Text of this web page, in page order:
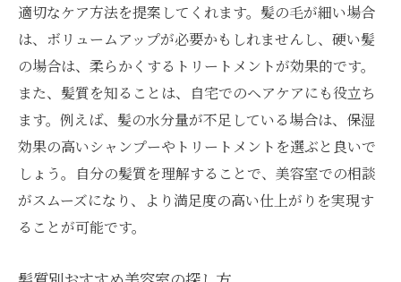
適切なケア方法を提案してくれます。髪の毛が細い場合
は、ボリュームアップが必要かもしれませんし、硬い髪
の場合は、柔らかくするトリートメントが効果的です。
また、髪質を知ることは、自宅でのヘアケアにも役立ち
ます。例えば、髪の水分量が不足している場合は、保湿
効果の高いシャンプーやトリートメントを選ぶと良いで
しょう。自分の髪質を理解することで、美容室での相談
がスムーズになり、より満足度の高い仕上がりを実現す
ることが可能です。